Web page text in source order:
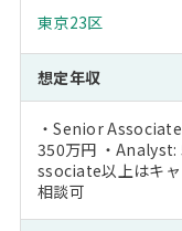
東京23区
想定年収
・Senior
350万円 ・
ssociate以上はキ
相談可